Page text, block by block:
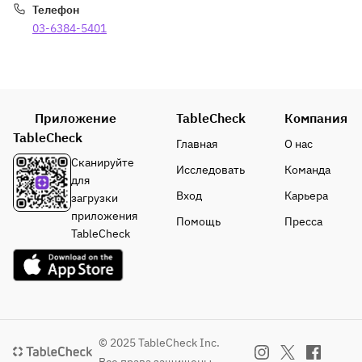
Телефон
03-6384-5401
Приложение
TableCheck
Сканируйте
для
загрузки
приложения
TableCheck
TableCheck
Главная
Исследовать
Вход
Помощь
Компания
О нас
Команда
Карьера
Пресса
© 2025 TableCheck Inc.